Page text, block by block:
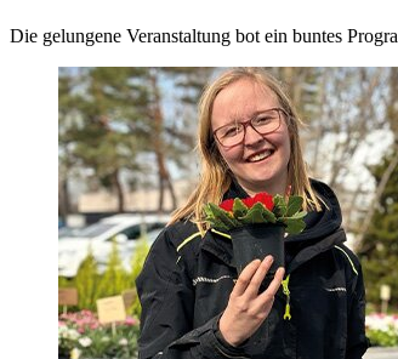
Die gelungene Veranstaltung bot ein buntes